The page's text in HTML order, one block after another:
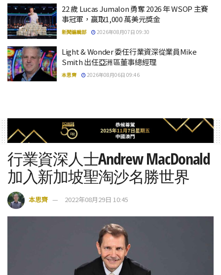
22 歲 Lucas Jumalon 勇奪 2026 年 WSOP 主賽
事冠軍，贏取1,000 萬美元獎金
新聞編輯部 2026年08月07日 09:30
Light & Wonder 委任行業資深從業員Mike
Smith 出任亞洲區董事總經理
本思齊 2026年08月06日 09:46
行業資深人士Andrew MacDonald
加入新加坡聖淘沙名勝世界
本思齊 2022年08月29日 10:45